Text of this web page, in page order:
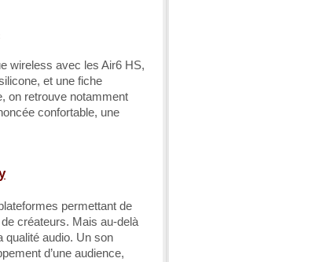
wireless avec les Air6 HS,
et une fiche
on retrouve notamment
confortable, une
permettant de
créateurs. Mais au-delà
qualité audio. Un son
d’une audience,